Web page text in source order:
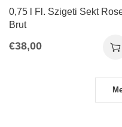
0,75 l Fl. Szigeti Sekt
Brut
€38,00